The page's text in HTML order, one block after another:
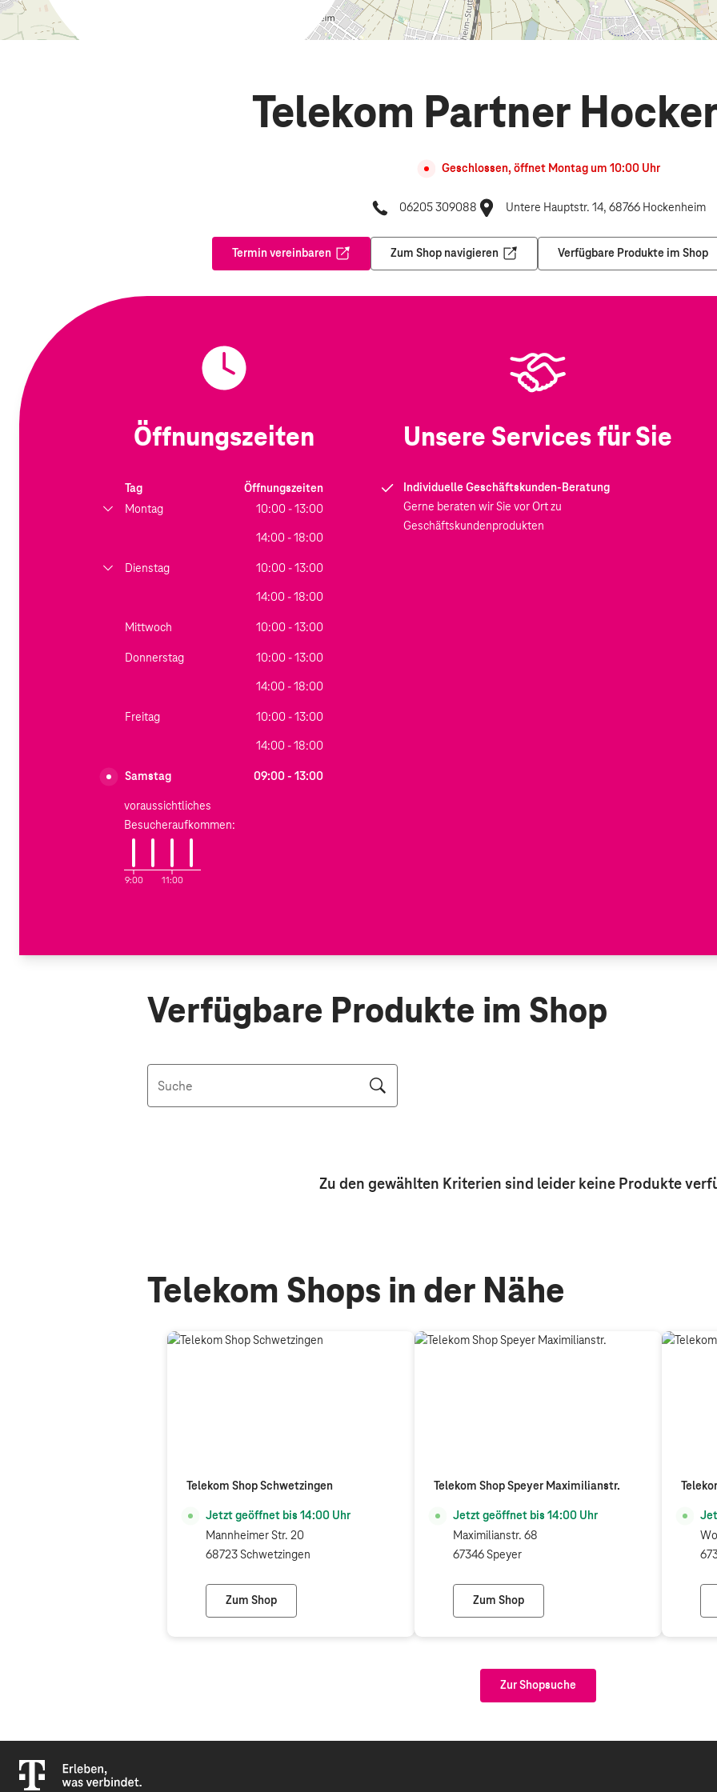
Telekom Partner
Geschlossen, öffnet Montagum 10:00Uhr
06205 309088 Untere Hauptstr. 14, 68766 Hockenheim
Termin vereinbaren
Öffnet in einem neuen Tab
Zum Shop navigieren
Öffnet in einem neuen Tab
Verfügbare Produkte im Shop
Öffnungszeiten
Tag
Öffnungszeiten
Montag
10:00 - 13:00
14:00 - 18:00
Dienstag 10:00 - 13:00
14:00 - 18:00
Mittwoch 10:00 - 13:00
Donnerstag 10:00 - 13:00
14:00 - 18:00
Freitag 10:00 - 13:00
14:00 - 18:00
Samstag 09:00 - 13:00
voraussichtliches
Besucheraufkommen:
9:00 11:00
Unsere Services für Sie
Individuelle Geschäftskunden-Beratung
Gerne beraten wir Sie vor Ort zu
Geschäftskundenprodukten
Verfügbare Produkte im Shop
Suche
Zu den gewählten Kriterien sind leider keine Produkte
Telekom Shops in der Nähe
Telekom Shop Schwetzingen
Jetzt geöffnet bis 14:00Uhr
Mannheimer Str. 20
68723 Schwetzingen
Zum Shop
Telekom Shop Schwetzingen
Telekom Shop Speyer Maximilianstr.
Jetzt geöffnet bis 14:00Uhr
Maximilianstr. 68
67346 Speyer
Zum Shop
Telekom Shop Speyer Maximilianstr.
Zur Shopsuche